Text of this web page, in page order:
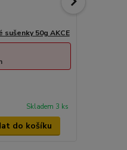
sušenky 50g AKCE
Skladem 3 ks
do košíku